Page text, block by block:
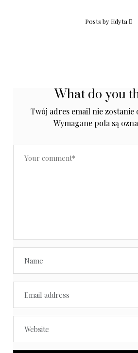
Posts by Edyta
What do you
Twój adres email nie zostanie
Wymagane pola są